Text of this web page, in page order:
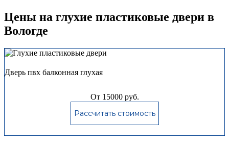
Цены на глухие пластиковые двери в
Вологде
Дверь пвх балконная глухая
От 15000 руб.
Рассчитать стоимость